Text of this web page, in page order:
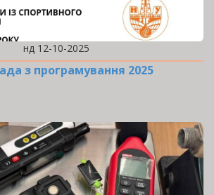
нд 12-10-2025
з програмування 2025